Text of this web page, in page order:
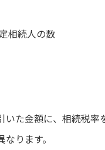
相続人の数
た金額に、相続税率
ります。